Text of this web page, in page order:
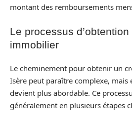
montant des remboursements
Le processus d’obtention
immobilier
Le cheminement pour obtenir un
Isère peut paraître complexe, mais
devient plus abordable. Ce
généralement en plusieurs étapes